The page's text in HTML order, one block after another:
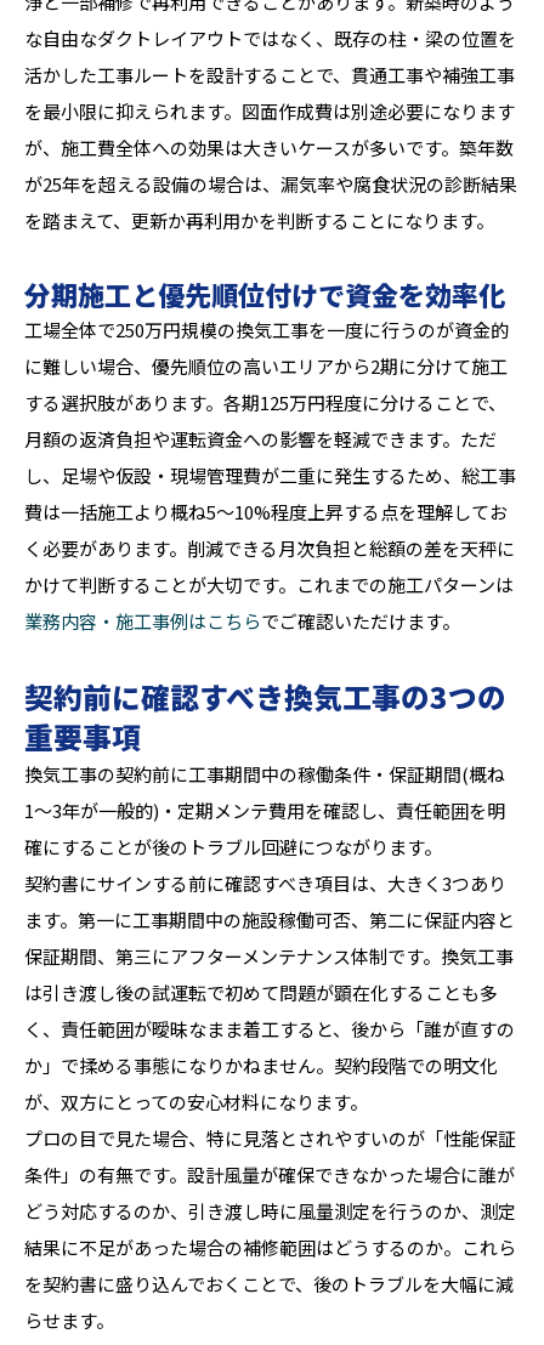
な自由なダクトレイアウトではなく、既存の柱・梁の位置を
活かした工事ルートを設計することで、貫通工事や補強工事
を最小限に抑えられます。図面作成費は別途必要になります
が、施工費全体への効果は大きいケースが多いです。築年数
が25年を超える設備の場合は、漏気率や腐食状況の診断結果
を踏まえて、更新か再利用かを判断することになります。
分期施工と優先順位付けで資金を効率化
工場全体で250万円規模の換気工事を一度に行うのが資金的
に難しい場合、優先順位の高いエリアから2期に分けて施工
する選択肢があります。各期125万円程度に分けることで、
月額の返済負担や運転資金への影響を軽減できます。ただ
し、足場や仮設・現場管理費が二重に発生するため、総工事
費は一括施工より概ね5〜10%程度上昇する点を理解してお
く必要があります。削減できる月次負担と総額の差を天秤に
かけて判断することが大切です。これまでの施工パターンは
業務内容・施工事例はこちらでご確認いただけます。
契約前に確認すべき換気工事の3つの
重要事項
換気工事の契約前に工事期間中の稼働条件・保証期間(概ね
1〜3年が一般的)・定期メンテ費用を確認し、責任範囲を明
確にすることが後のトラブル回避につながります。
契約書にサインする前に確認すべき項目は、大きく3つあり
ます。第一に工事期間中の施設稼働可否、第二に保証内容と
保証期間、第三にアフターメンテナンス体制です。換気工事
は引き渡し後の試運転で初めて問題が顕在化することも多
く、責任範囲が曖昧なまま着工すると、後から「誰が直すの
か」で揉める事態になりかねません。契約段階での明文化
が、双方にとっての安心材料になります。
プロの目で見た場合、特に見落とされやすいのが「性能保証
条件」の有無です。設計風量が確保できなかった場合に誰が
どう対応するのか、引き渡し時に風量測定を行うのか、測定
結果に不足があった場合の補修範囲はどうするのか。これら
を契約書に盛り込んでおくことで、後のトラブルを大幅に減
らせます。